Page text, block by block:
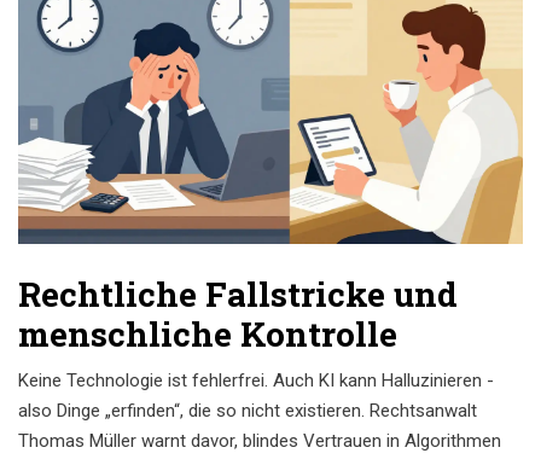
Rechtliche Fallstricke und
menschliche Kontrolle
Keine Technologie ist fehlerfrei. Auch KI kann Halluzinieren -
also Dinge „erfinden“, die so nicht existieren. Rechtsanwalt
Thomas Müller warnt davor, blindes Vertrauen in Algorithmen